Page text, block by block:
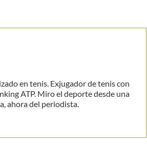
en tenis. Exjugador de tenis con
ATP. Miro el deporte desde una
ahora del periodista.